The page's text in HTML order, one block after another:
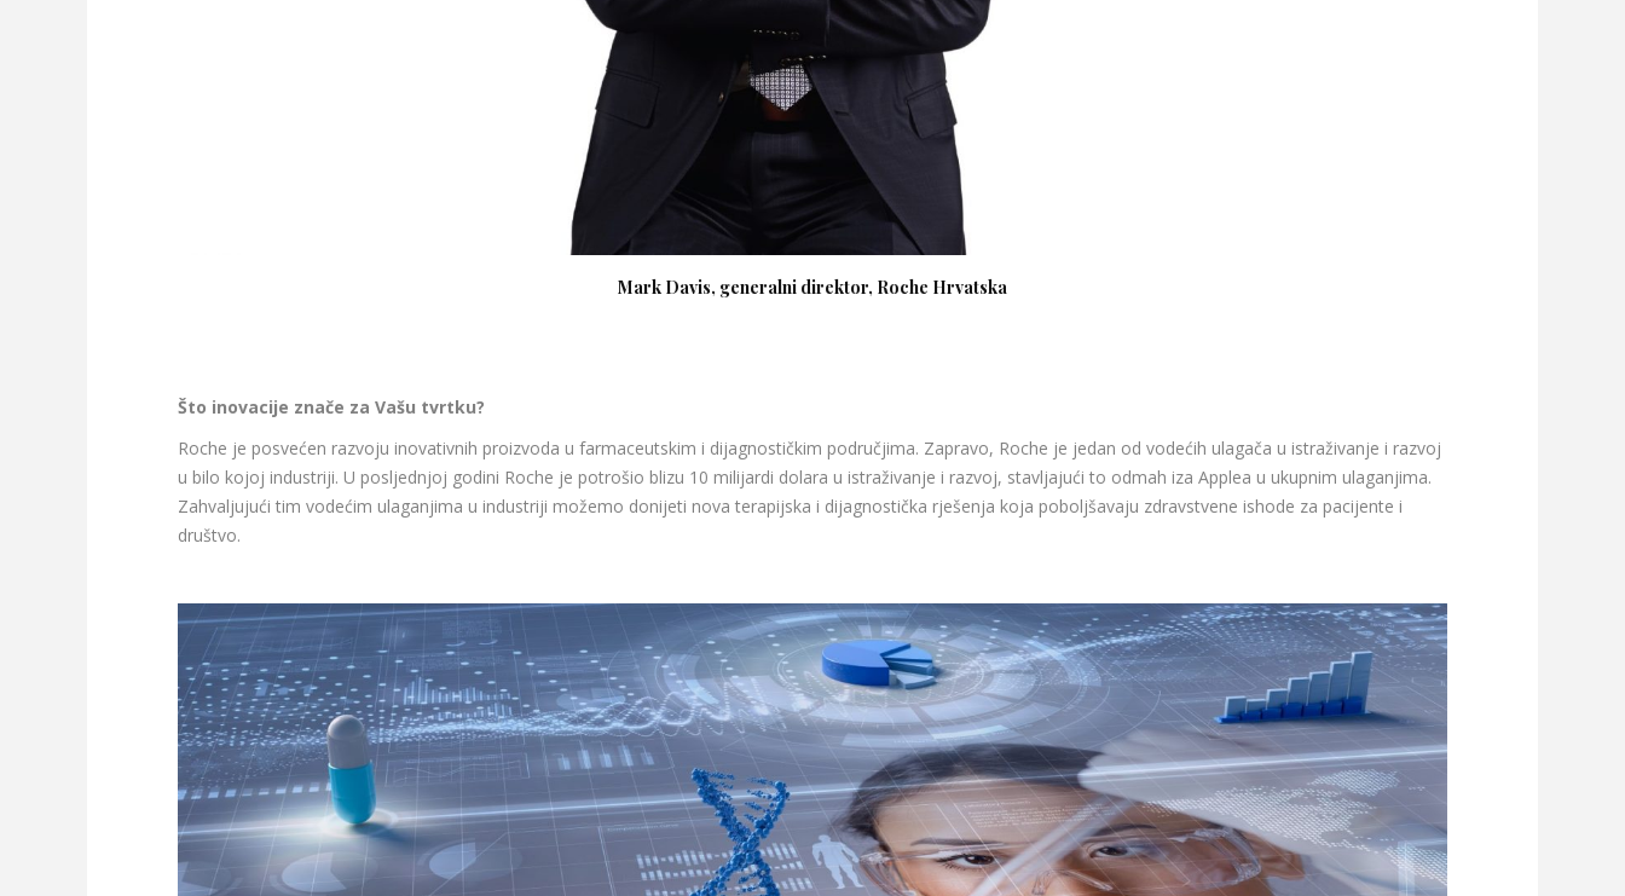
Mark Davis, generalni direktor, Roche Hrvatska
Što inovacije znače za Vašu tvrtku?
Roche je posvećen razvoju inovativnih proizvoda u farmaceutskim i dijagnostičkim područjima. Zapravo, Roche je jedan od vodećih ulagača u istraživanje i razvoj
u bilo kojoj industriji. U posljednjoj godini Roche je potrošio blizu 10 milijardi dolara u istraživanje i razvoj, stavljajući to odmah iza Applea u ukupnim ulaganjima.
Zahvaljujući tim vodećim ulaganjima u industriji možemo donijeti nova terapijska i dijagnostička rješenja koja poboljšavaju zdravstvene ishode za pacijente i
društvo.